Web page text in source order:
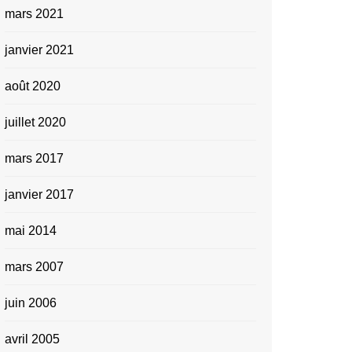
mars 2021
janvier 2021
août 2020
juillet 2020
mars 2017
janvier 2017
mai 2014
mars 2007
juin 2006
avril 2005